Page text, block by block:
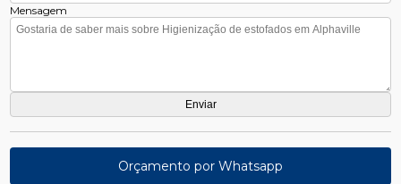
Mensagem
Orçamento por Whatsapp